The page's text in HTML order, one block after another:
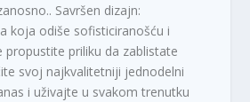
Savršen dizajn:
koja odiše sofisticiranošću i
propustite priliku da zablistate
svoj najkvalitetniji jednodelni
i uživajte u svakom trenutku